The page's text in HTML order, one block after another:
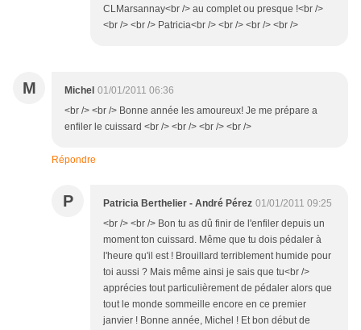
CLMarsannay<br /> au complet ou presque !<br />
<br /> <br /> Patricia<br /> <br /> <br /> <br />
M Michel 01/01/2011 06:36
<br /> <br /> Bonne année les amoureux! Je me prépare a
enfiler le cuissard <br /> <br /> <br /> <br />
Répondre
P Patricia Berthelier - André Pérez 01/01/2011 09:25
<br /> <br /> Bon tu as dû finir de l'enfiler depuis un
moment ton cuissard. Même que tu dois pédaler à
l'heure qu'il est ! Brouillard terriblement humide pour
toi aussi ? Mais même ainsi je sais que tu<br />
apprécies tout particulièrement de pédaler alors que
tout le monde sommeille encore en ce premier
janvier ! Bonne année, Michel ! Et bon début de